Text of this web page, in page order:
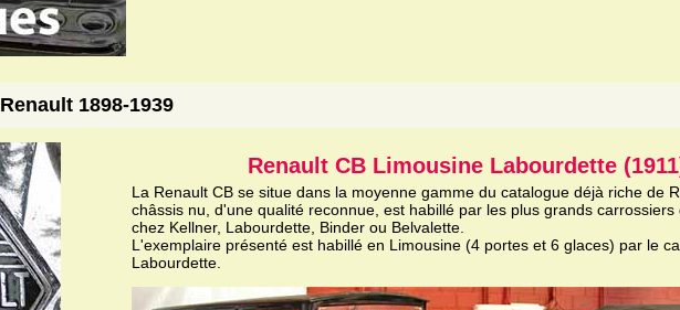
Renault 1898-1939
Renault CB Limousine Labourdette
La Renault CB se situe dans la moyenne gamme du catalogue déjà riche de
châssis nu, d'une qualité reconnue, est habillé par les plus grands carrossiers
chez Kellner, Labourdette, Binder ou Belvalette.
L'exemplaire présenté est habillé en Limousine (4 portes et 6 glaces) par le
Labourdette.